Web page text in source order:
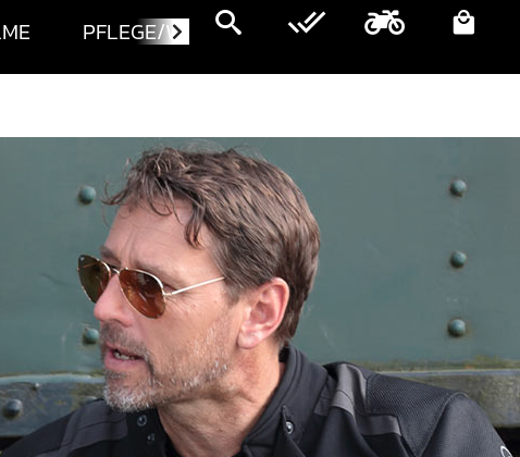
PFLEGE/WARTUNG MOTORRÄDER